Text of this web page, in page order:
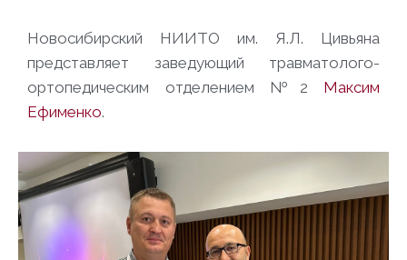
Новосибирский НИИТО им. Я.Л. Цивьяна
представляет заведующий травматолого-
ортопедическим отделением №2 Максим
Ефименко.